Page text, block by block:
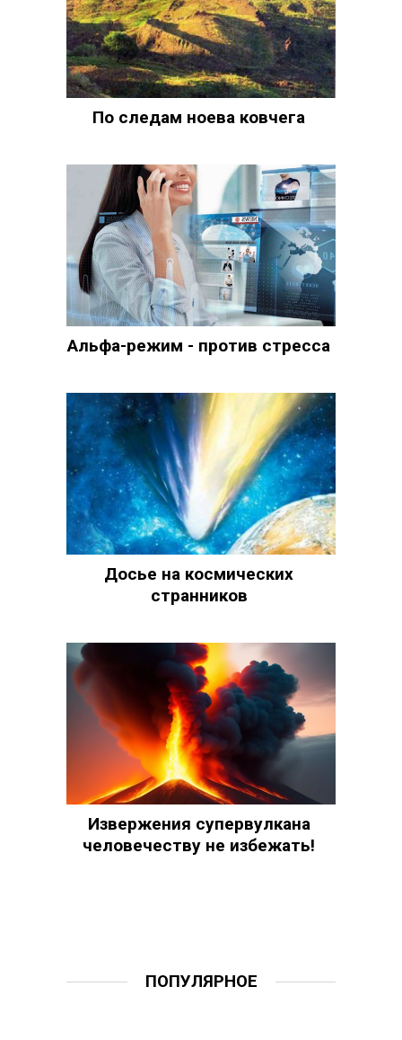
По следам ноева ковчега
Альфа-режим - против стресса
Досье на космических
странников
Извержения супервулкана
человечеству не избежать!
ПОПУЛЯРНОЕ